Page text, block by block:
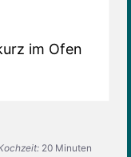
im Ofen
20 Minuten